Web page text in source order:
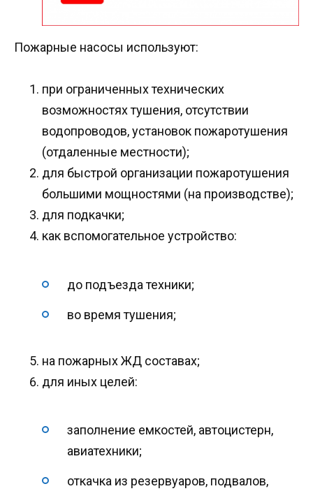
Пожарные насосы используют:
при ограниченных технических
возможностях тушения, отсутствии
водопроводов, установок пожаротушения
(отдаленные местности);
для быстрой организации пожаротушения
большими мощностями (на производстве);
для подкачки;
как вспомогательное устройство:
до подъезда техники;
во время тушения;
на пожарных ЖД составах;
для иных целей:
заполнение емкостей, автоцистерн,
авиатехники;
откачка из резервуаров, подвалов,